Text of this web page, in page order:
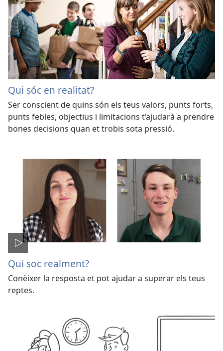
Qui sóc en realitat?
Ser conscient de quins són els teus valors, punts forts,
punts febles, objectius i limitacions t’ajudarà a prendre
bones decisions quan et trobis sota pressió.
Qui soc realment?
Conèixer la resposta et pot ajudar a superar els teus
reptes.